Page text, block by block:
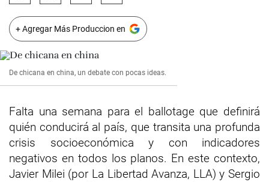
+ Agregar Más Produccion en
De chicana en china, un debate con pocas ideas.
Falta una semana para el ballotage que definirá
quién conducirá al país, que transita una profunda
crisis socioeconómica y con indicadores
negativos en todos los planos. En este contexto,
Javier Milei (por La Libertad Avanza, LLA) y Sergio